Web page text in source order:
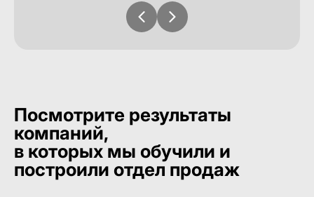
Посмотрите результаты
компаний,
в которых мы обучили и
построили отдел продаж